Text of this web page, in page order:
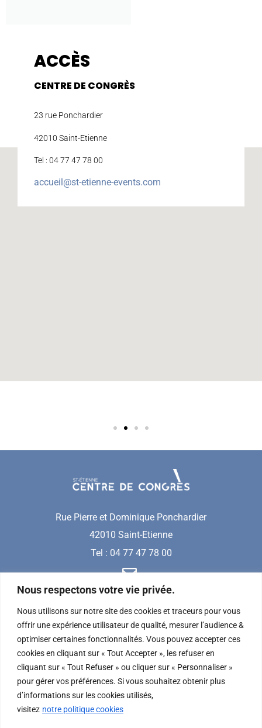
Nous respectons votre vie privée.
Nous utilisons sur notre site des cookies et traceurs pour vous
offrir une expérience utilisateur de qualité, mesurer l’audience &
optimiser certaines fonctionnalités. Vous pouvez accepter ces
cookies en cliquant sur « Tout Accepter », les refuser en
cliquant sur « Tout Refuser » ou cliquer sur « Personnaliser »
pour gérer vos préférences. Si vous souhaitez obtenir plus
d’informations sur les cookies utilisés,
visitez notre politique cookies
ACCÈS
CENTRE DE CONGRÈS
23 rue Ponchardier
42010 Saint-Etienne
Tel : 04 77 47 78 00
accueil@st-etienne-events.com
Rue Pierre et Dominique Ponchardier
42010 Saint-Etienne
Tel : 04 77 47 78 00
REJOIGNEZ-NOUS SUR